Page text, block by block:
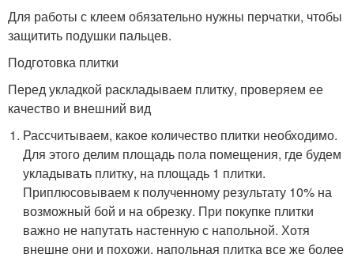
Для работы с клеем обязательно нужны перчатки, чтобы
защитить подушки пальцев.
Подготовка плитки
Перед укладкой раскладываем плитку, проверяем ее
качество и внешний вид
Рассчитываем, какое количество плитки необходимо.
Для этого делим площадь пола помещения, где будем
укладывать плитку, на площадь 1 плитки.
Приплюсовываем к полученному результату 10% на
возможный бой и на обрезку. При покупке плитки
важно не напутать настенную с напольной. Хотя
внешне они и похожи, напольная плитка все же более